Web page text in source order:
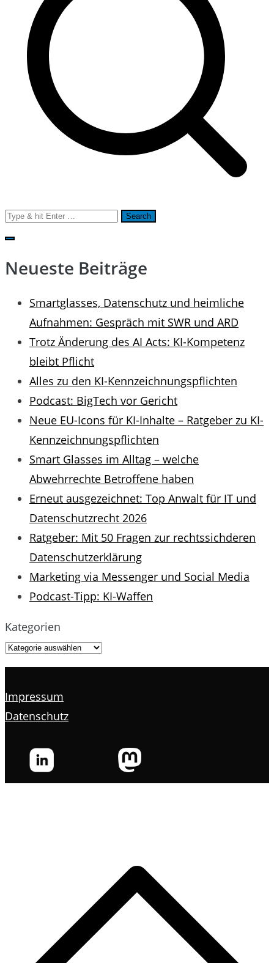
Search
for:
Neueste Beiträge
Smartglasses, Datenschutz und heimliche
Aufnahmen: Gespräch mit SWR und ARD
Trotz Änderung des AI Acts: KI-Kompetenz
bleibt Pflicht
Alles zu den KI-Kennzeichnungspflichten
Podcast: BigTech vor Gericht
Neue EU-Icons für KI-Inhalte – Ratgeber zu KI-
Kennzeichnungspflichten
Smart Glasses im Alltag – welche
Abwehrrechte Betroffene haben
Erneut ausgezeichnet: Top Anwalt für IT und
Datenschutzrecht 2026
Ratgeber: Mit 50 Fragen zur rechtssichderen
Datenschutzerklärung
Marketing via Messenger und Social Media
Podcast-Tipp: KI-Waffen
Kategorien
Impressum
Datenschutz